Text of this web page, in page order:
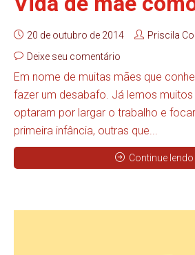
20 de outubro de 2014 Priscila
Deixe seu comentário
Em nome de muitas mães que
fazer um desabafo. Já lemos
optaram por largar o trabalho e
primeira infância, outras que...
Continue lendo